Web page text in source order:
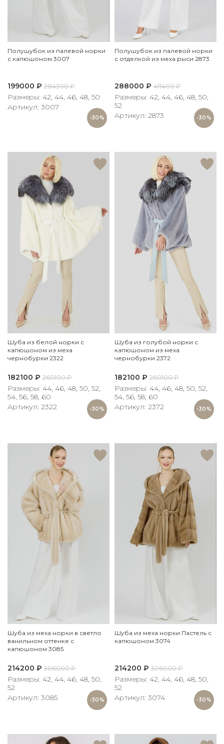
-30%
Полушубок из палевой норки
с капюшоном 3007
199000 ₽ 284300₽
Размеры: 42, 44, 46, 48, 50
Артикул: 3007
-30%
Полушубок из палевой норки
с отделкой из меха рыси 2873
288000 ₽ 411400₽
Размеры: 42, 44, 46, 48, 50,
52
Артикул: 2873
-30%
Шуба из белой норки с
капюшоном из меха
чернобурки 2322
182100 ₽ 260100₽
Размеры: 44, 46, 48, 50, 52,
54, 56, 58, 60
Артикул: 2322
-30%
Шуба из голубой норки с
капюшоном из меха
чернобурки 2372
182100 ₽ 260100₽
Размеры: 44, 46, 48, 50, 52,
54, 56, 58, 60
Артикул: 2372
-30%
Шуба из меха норки в светло
ванильном оттенке с
капюшоном 3085
214200 ₽ 306000₽
Размеры: 42, 44, 46, 48, 50,
52
Артикул: 3085
-30%
Шуба из меха норки Пастель с
капюшоном 3074
214200 ₽ 306000₽
Размеры: 42, 44, 46, 48, 50,
52
Артикул: 3074